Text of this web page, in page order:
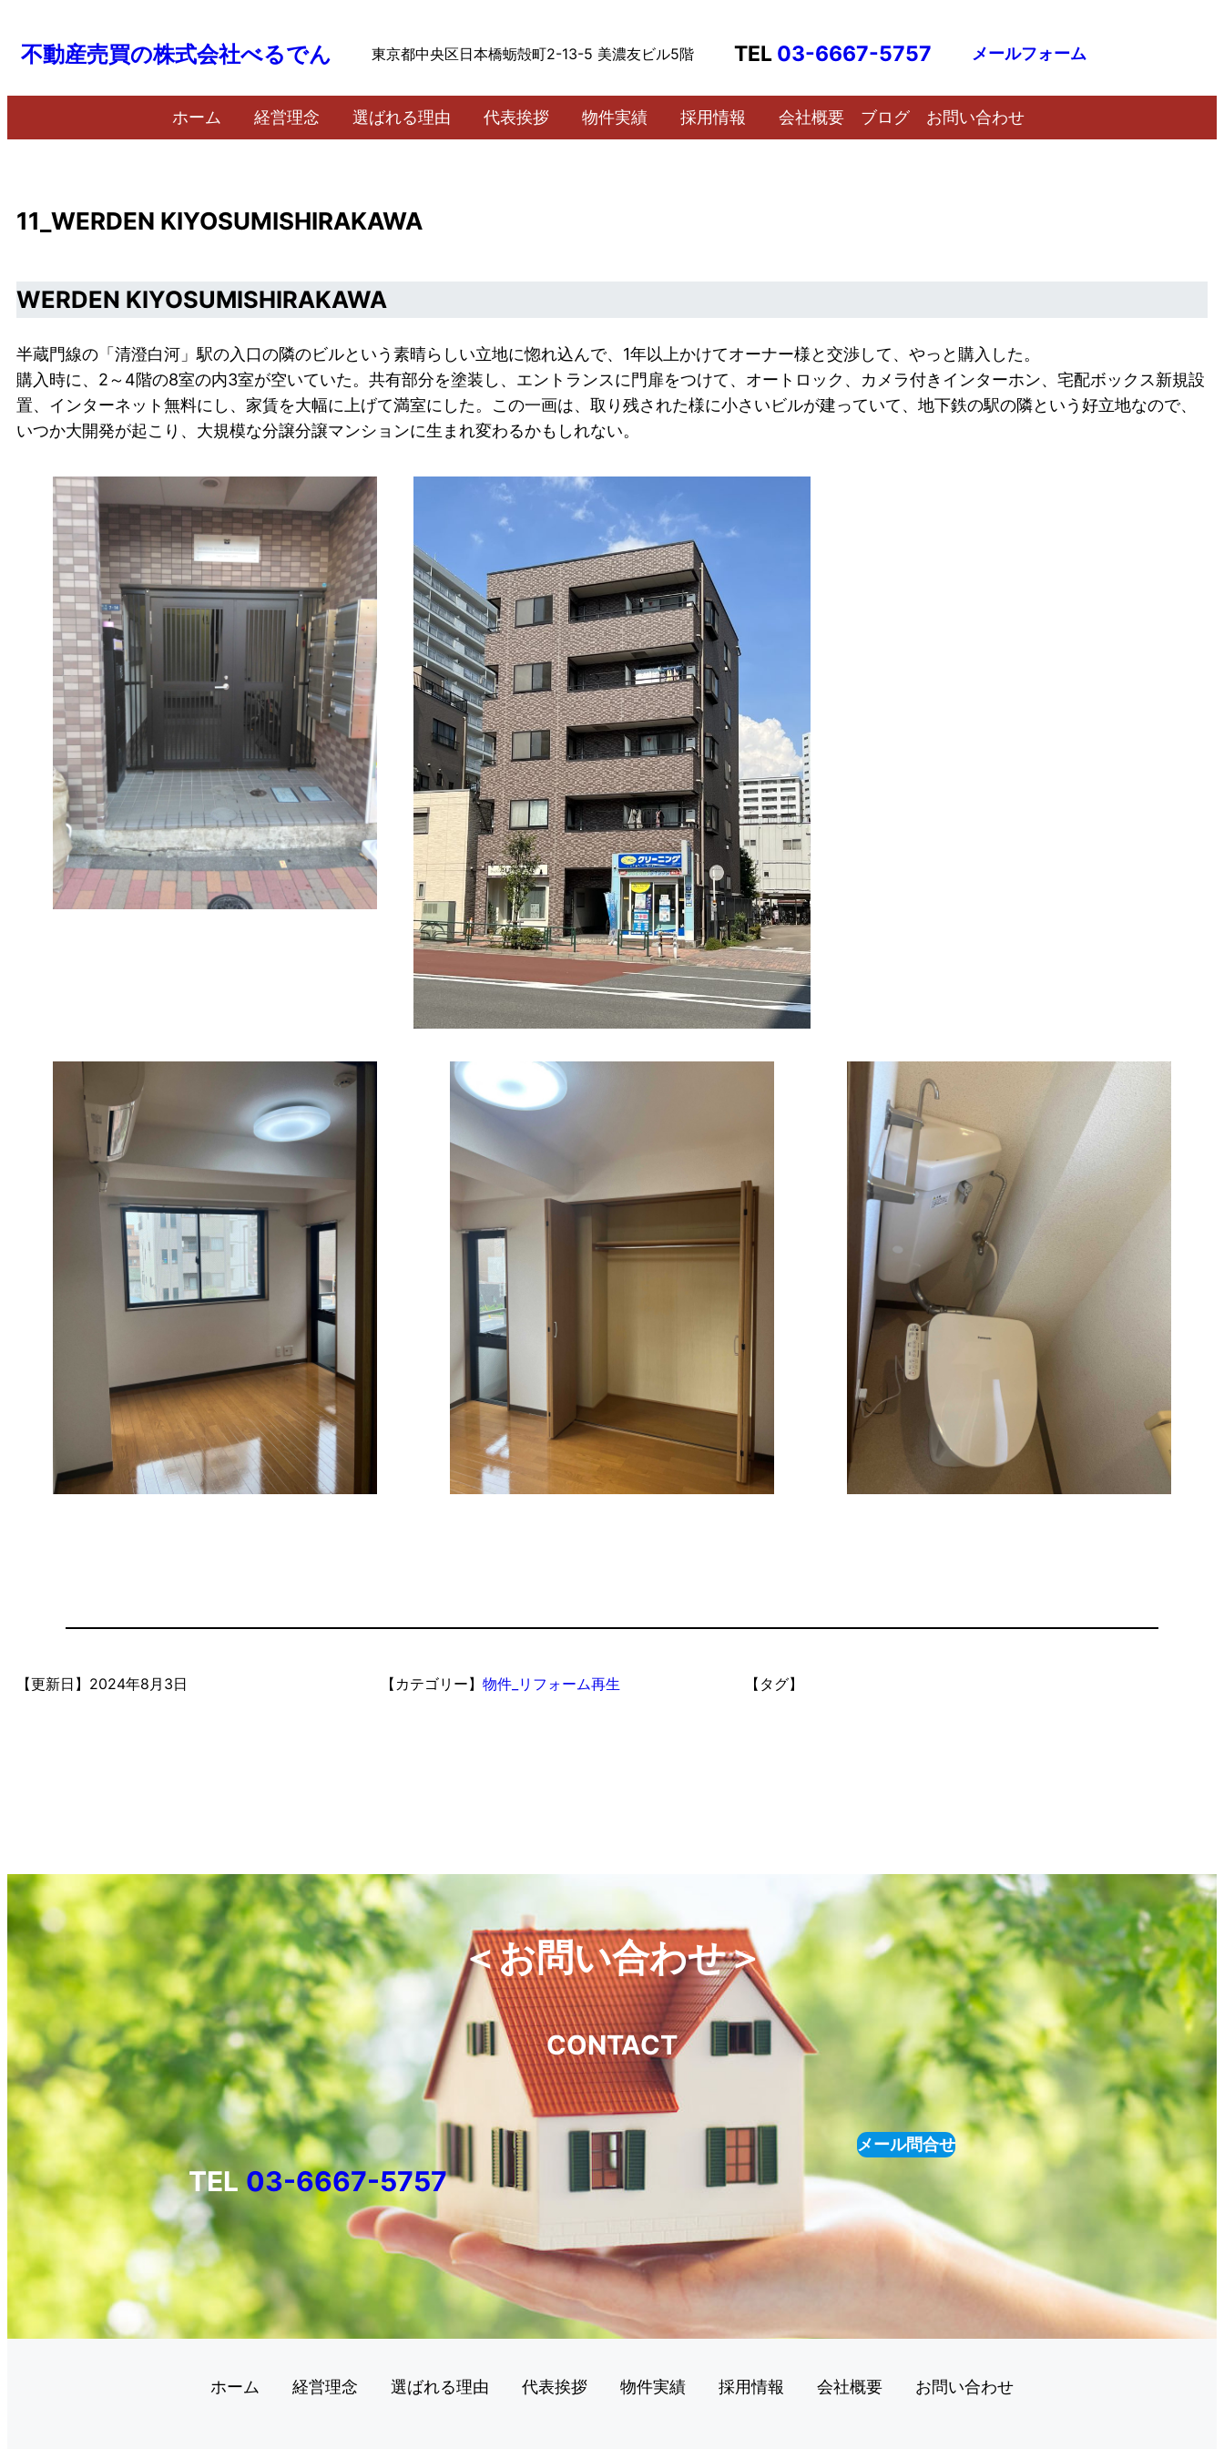
容
ス
不動産売買の株式会社べるでん 東京都中央区日本橋蛎殻町2-13-5 美濃友ビル5階 TEL 03-6667-5757 メールフォーム
ホーム 経営理念 選ばれる理由 代表挨拶 物件実績 採用情報 会社概要 ブログ お問い合わせ
11_WERDEN KIYOSUMISHIRAKAWA
WERDEN KIYOSUMISHIRAKAWA
半蔵門線の「清澄白河」駅の入口の隣のビルという素晴らしい立地に惚れ込んで、1年以上かけてオーナー様と交渉して、やっと購入した。
購入時に、2～4階の8室の内3室が空いていた。共有部分を塗装し、エントランスに門扉をつけて、オートロック、カメラ付きインターホン、宅配ボックス新規設
置、インターネット無料にし、家賃を大幅に上げて満室にした。この一画は、取り残された様に小さいビルが建っていて、地下鉄の駅の隣という好立地なので、
いつか大開発が起こり、大規模な分譲分譲マンションに生まれ変わるかもしれない。
【更新日】 2024年8月3日 【カテゴリー】 物件_リフォーム再生 【タグ】
＜お問い合わせ＞
CONTACT
TEL 03-6667-5757
メール問合せ
ホーム 経営理念 選ばれる理由 代表挨拶 物件実績 採用情報 会社概要 お問い合わせ